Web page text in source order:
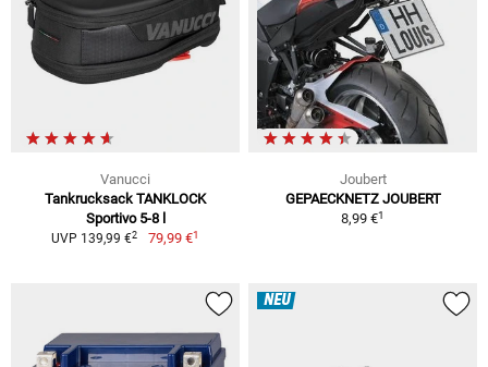
Vanucci
Tankrucksack TANKLOCK
Sportivo 5-8 l
UVP 139,99 €2 79,99 €1
Joubert
GEPAECKNETZ JOUBERT
8,99 €1
NEU